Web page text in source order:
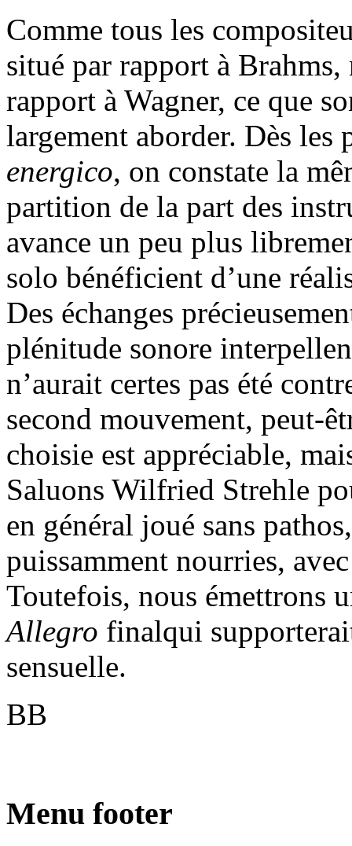
Comme tous les
situé par rapport à
rapport à Wagner, ce que
largement aborder. Dès les
energico, on constate la
partition de la part des
avance un peu plus
solo bénéficient d’une
Des échanges
plénitude sonore
n’aurait certes pas été
second mouvement, peut-
choisie est appréciable,
Saluons Wilfried Strehle
en général joué sans
puissamment nourries,
Toutefois, nous émettrons
Allegro finalqui
sensuelle.
BB
Menu footer